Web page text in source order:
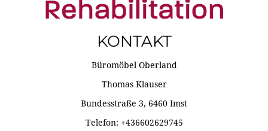
KONTAKT
Büromöbel Oberland
Thomas Klauser
Bundesstraße 3, 6460 Imst
Telefon: +436602629745